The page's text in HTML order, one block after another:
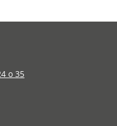
o 35